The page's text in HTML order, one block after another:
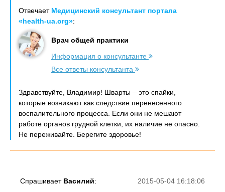
Отвечает Медицинский консультант портала
«health-ua.org»:
Врач общей практики
Информация о консультанте
Все ответы консультанта
Здравствуйте, Владимир! Шварты – это спайки,
которые возникают как следствие перенесенного
воспалительного процесса. Если они не мешают
работе органов грудной клетки, их наличие не опасно.
Не переживайте. Берегите здоровье!
2015-05-04 16:18:06
Спрашивает Василий: